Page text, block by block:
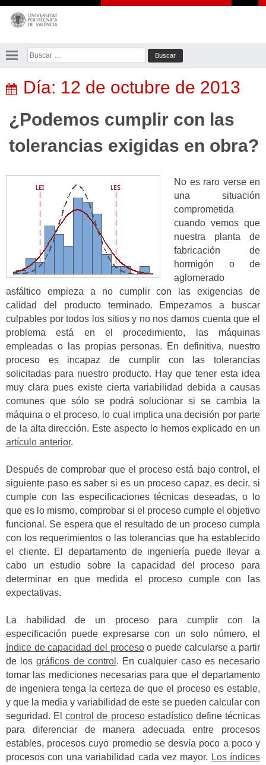
Saltar
contenido
Buscar:
Día: 12 de octubre de 2013
¿Podemos cumplir con las
tolerancias exigidas en obra?
No es raro verse en
una situación
comprometida
cuando vemos que
nuestra planta de
fabricación de
hormigón o de
aglomerado
asfáltico empieza a no cumplir con las exigencias de
calidad del producto terminado. Empezamos a buscar
culpables por todos los sitios y no nos damos cuenta que el
problema está en el procedimiento, las máquinas
empleadas o las propias personas. En definitiva, nuestro
proceso es incapaz de cumplir con las tolerancias
solicitadas para nuestro producto. Hay que tener esta idea
muy clara pues existe cierta variabilidad debida a causas
comunes que sólo se podrá solucionar si se cambia la
máquina o el proceso, lo cual implica una decisión por parte
de la alta dirección. Este aspecto lo hemos explicado en un
artículo anterior.
Después de comprobar que el proceso está bajo control, el
siguiente paso es saber si es un proceso capaz, es decir, si
cumple con las especificaciones técnicas deseadas, o lo
que es lo mismo, comprobar si el proceso cumple el objetivo
funcional. Se espera que el resultado de un proceso cumpla
con los requerimientos o las tolerancias que ha establecido
el cliente. El departamento de ingeniería puede llevar a
cabo un estudio sobre la capacidad del proceso para
determinar en que medida el proceso cumple con las
expectativas.
La habilidad de un proceso para cumplir con la
especificación puede expresarse con un solo número, el
índice de capacidad del procesoo puede calcularse a partir
de losgráficos de control . En cualquier caso es necesario
tomar las mediciones necesarias para que el departamento
de ingeniera tenga la certeza de que el proceso es estable,
y que la media y variabilidad de este se pueden calcular con
seguridad. Elcontrol de proceso estadísticodefine técnicas
para diferenciar de manera adecuada entre procesos
estables, procesos cuyo promedio se desvía poco a poco y
procesos con una variabilidad cada vez mayor. Los índices